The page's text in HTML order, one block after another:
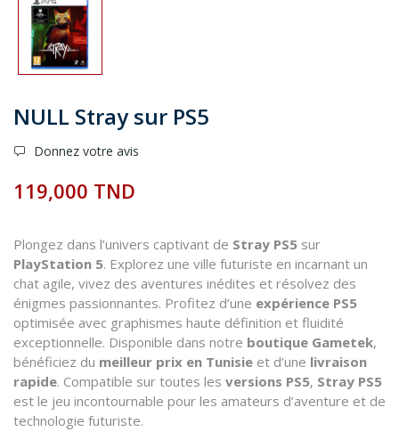
NULL Stray sur PS5
Donnez votre avis
119,000 TND
Plongez dans l’univers captivant de Stray PS5 sur
PlayStation 5. Explorez une ville futuriste en incarnant un
chat agile, vivez des aventures inédites et résolvez des
énigmes passionnantes. Profitez d’une expérience PS5
optimisée avec graphismes haute définition et fluidité
exceptionnelle. Disponible dans notre boutique Gametek,
bénéficiez du meilleur prix en Tunisie et d’une livraison
rapide. Compatible sur toutes les versions PS5, Stray PS5
est le jeu incontournable pour les amateurs d’aventure et de
technologie futuriste.